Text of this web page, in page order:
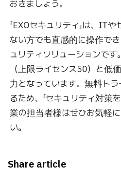
おきましょう。
「EXOセキュリティ」は、IT
ない方でも直感的に操作で
ュリティソリューションで
（上限ライセンス50）と低
力となっています。無料ト
るため、「セキュリティ対策
業の担当者様はぜひお気軽
い。
Share article